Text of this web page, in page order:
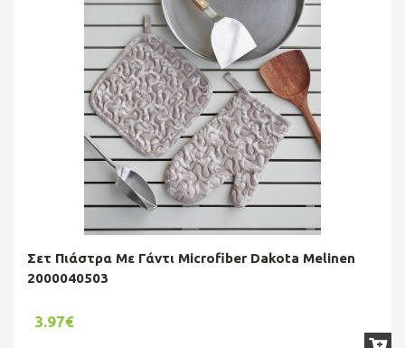
Σετ Πιάστρα Με Γάντι Microfiber Dakota Melinen
2000040503
3.97€